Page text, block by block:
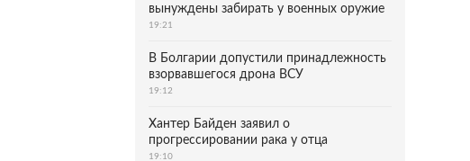
вынуждены забирать у военных оружие
19:21
В Болгарии допустили принадлежность
взорвавшегося дрона ВСУ
19:12
Хантер Байден заявил о
прогрессировании рака у отца
19:10